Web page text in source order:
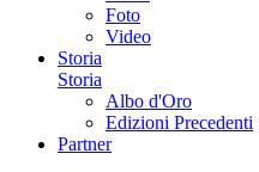
Foto
Video
Storia
Storia
Albo d'Oro
Edizioni Precedenti
Partner